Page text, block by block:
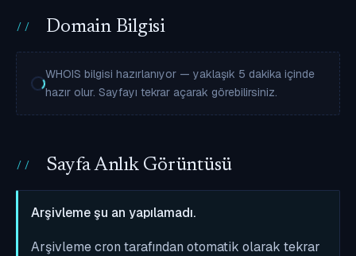
Domain Bilgisi
WHOIS bilgisi hazırlanıyor — yaklaşık 5 dakika içinde
hazır olur. Sayfayı tekrar açarak görebilirsiniz.
Sayfa Anlık Görüntüsü
Arşivleme şu an yapılamadı.
Arşivleme cron tarafından otomatik olarak tekrar